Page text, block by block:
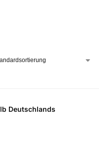
Deutschlands